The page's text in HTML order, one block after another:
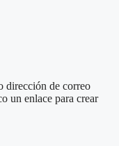
dirección de correo
un enlace para crear